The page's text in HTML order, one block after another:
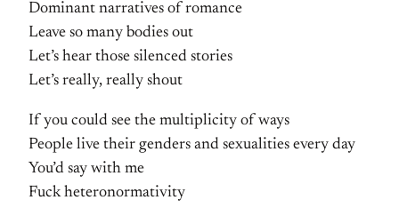
Dominant narratives of romance
Leave so many bodies out
Let’s hear those silenced stories
Let’s really, really shout
If you could see the multiplicity of ways
People live their genders and sexualities every day
You’d say with me
Fuck heteronormativity